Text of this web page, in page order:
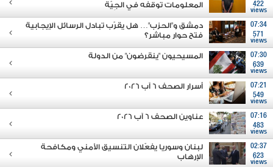
422
views
المعلومات توقفه في الجِيّة
07:34
571
views
دمشق و"الحزب"… هل يقرّب تبادل الرسائل الإيجابية
فتح حوار مباشر؟
07:30
639
views
المسيحيون "ينقرضون" من الدولة
07:21
549
views
أسرار الصحف 6 آب 2026
07:16
483
views
عناوين الصحف 6 آب 2026
02:37
623
views
لبنان وسوريا يفعّلان التنسيق الأمني ومكافحة
الإرهاب